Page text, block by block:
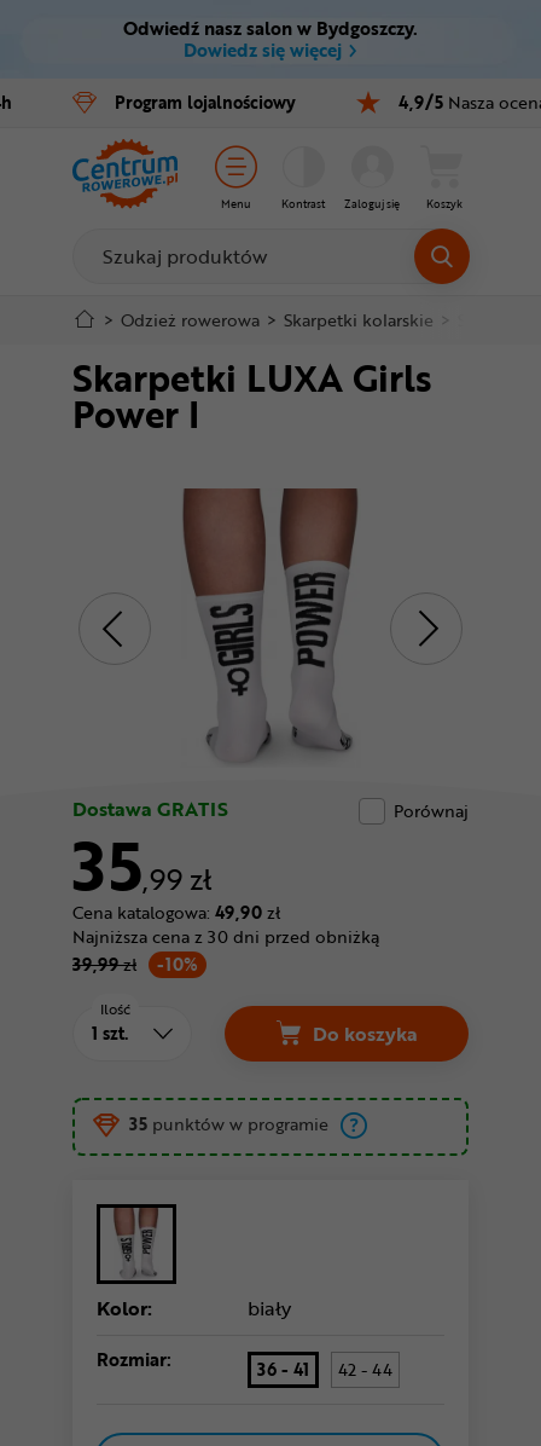
Ctrl M
Menu główne
Informacje o produkcie
Do koszyka
Szczegółowe informacje
Stopka
Odwiedź nasz salon w Bydgoszczy.
Dowiedz się więcej
Program lojalnościowy 4,9/5 Nasza
Menu Kontrast Zaloguj się Koszyk
Rowery
E-bike
Części
Akcesoria
Odzież
Kaski
Buty
Nowości
Superoferta
> Odzież rowerowa > Skarpetki kolarskie >
Skarpetki LUXA Girls
Power I
Dostawa GRATIS Porównaj
35,99 zł
Cena katalogowa: 49,90zł
-10%
Najniższa cena z 30 dni przed obniżką
39,99zł
Ilość
Do koszyka
Skarpetki LUXA Girls
35 punktów w programie
Kolor: biały
Rozmiar: 36 - 41 42 - 44